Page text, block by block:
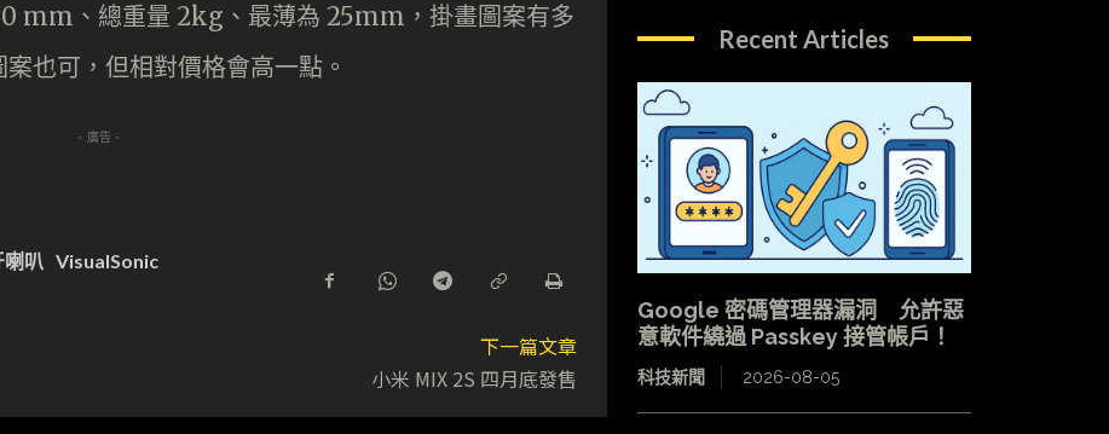
mm、總重量 2kg、最薄為 25mm，掛畫圖案有多
也可，但相對價格會高一點。
- 廣告 -
喇叭 VisualSonic
下一篇文章
小米 MIX 2S 四月底發售
Recent Articles
Google 密碼管理器漏洞 允許惡
意軟件繞過 Passkey 接管帳戶！
科技新聞 2026-08-05